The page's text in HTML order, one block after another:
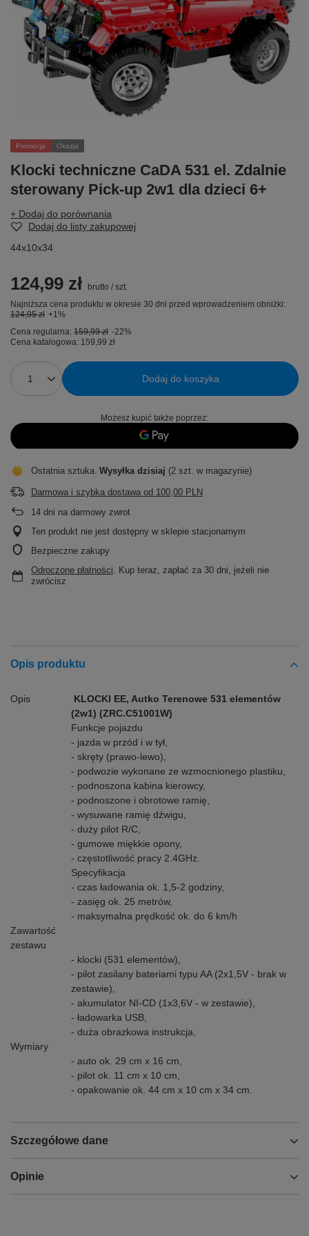
Promocja Okazja
Klocki techniczne CaDA 531 el. Zdalnie
sterowany Pick-up 2w1 dla dzieci 6+
+ Dodaj do porównania
Dodaj do listy zakupowej
44x10x34
124,99 zł brutto / szt.
Najniższa cena produktu w okresie 30 dni przed wprowadzeniem obniżki:
124,95 zł +1%
Cena regularna: 159,99 zł -22%
Cena katalogowa: 159,99 zł
Dodaj do koszyka
Możesz kupić także poprzez:
Ostatnia sztuka Wysyłka dzisiaj (2 szt. w magazynie)
Darmowa i szybka dostawa od 100,00 PLN
14 dni na darmowy zwrot
Ten produkt nie jest dostępny w sklepie stacjonarnym
Bezpieczne zakupy
Odroczone płatności. Kup teraz, zapłać za 30 dni, jeżeli nie
zwrócisz
Opis produktu
Opis
KLOCKI EE, Autko Terenowe 531 elementów
(2w1) (ZRC.C51001W)
Funkcje pojazdu
- jazda w przód i w tył,
- skręty (prawo-lewo),
- podwozie wykonane ze wzmocnionego plastiku,
- podnoszona kabina kierowcy,
- podnoszone i obrotowe ramię,
- wysuwane ramię dźwigu,
- duży pilot R/C,
- gumowe miękkie opony,
- częstotliwość pracy 2.4GHz.
Specyfikacja
- czas ładowania ok. 1,5-2 godziny,
- zasięg ok. 25 metrów,
- maksymalna prędkość ok. do 6 km/h
Zawartość
zestawu
- klocki (531 elementów),
- pilot zasilany bateriami typu AA (2x1,5V - brak w
zestawie),
- akumulator NI-CD (1x3,6V - w zestawie),
- ładowarka USB,
- duża obrazkowa instrukcja,
Wymiary
- auto ok. 29 cm x 16 cm,
- pilot ok. 11 cm x 10 cm,
- opakowanie ok. 44 cm x 10 cm x 34 cm.
Szczegółowe dane
Opinie